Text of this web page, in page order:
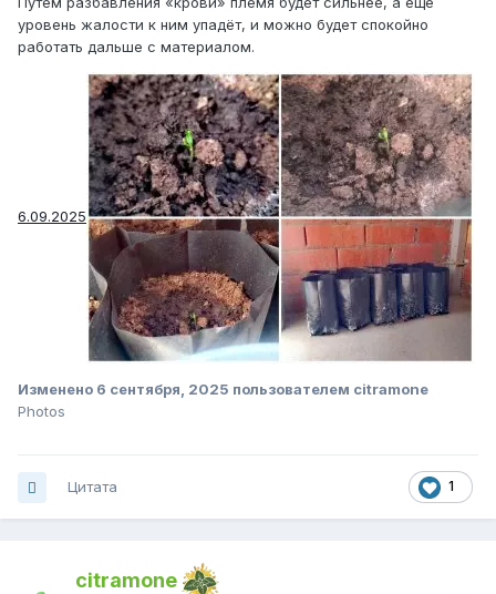
уровень жалости к ним упадёт, и можно будет спокойно
работать дальше с материалом.
6.09.2025
Изменено 6 сентября, 2025 пользователем citramone
Photos
1
Цитата
citramone